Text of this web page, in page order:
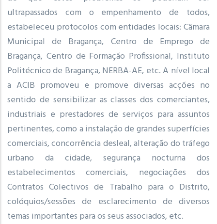
ultrapassados com o empenhamento de todos,
estabeleceu protocolos com entidades locais: Câmara
Municipal de Bragança, Centro de Emprego de
Bragança, Centro de Formação Profissional, Instituto
Politécnico de Bragança, NERBA-AE, etc. A nível local
a ACIB promoveu e promove diversas acções no
sentido de sensibilizar as classes dos comerciantes,
industriais e prestadores de serviços para assuntos
pertinentes, como a instalação de grandes superfícies
comerciais, concorrência desleal, alteração do tráfego
urbano da cidade, segurança nocturna dos
estabelecimentos comerciais, negociações dos
Contratos Colectivos de Trabalho para o Distrito,
colóquios/sessões de esclarecimento de diversos
temas importantes para os seus associados, etc.